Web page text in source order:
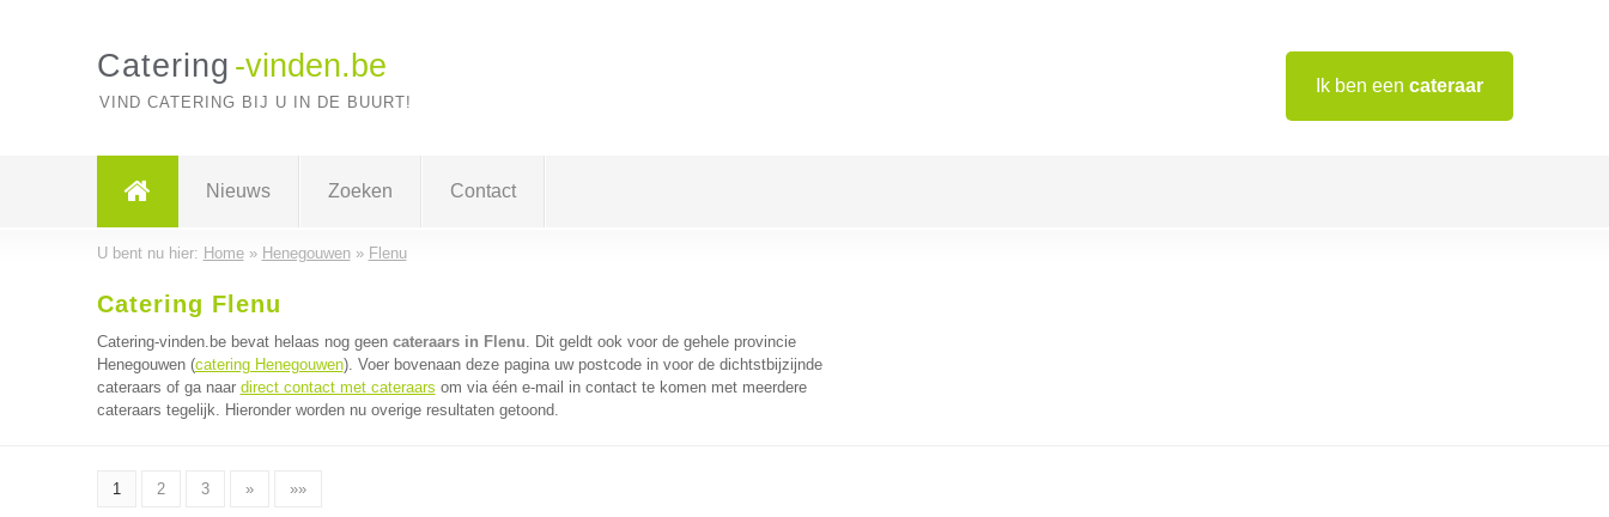
Ik ben een cateraar
Catering -vinden.be
VIND CATERING BIJ U IN DE BUURT!
Nieuws Zoeken Contact
U bent nu hier: Home» Henegouwen» Flenu
Catering Flenu
Catering-vinden.be bevat helaas nog geen cateraars in Flenu. Dit geldt ook voor de gehele provincie
Henegouwen (catering Henegouwen). Voer bovenaan deze pagina uw postcode in voor de dichtstbijzijnde
cateraars of ga naar direct contact met cateraars om via één e-mail in contact te komen met meerdere
cateraars tegelijk. Hieronder worden nu overige resultaten getoond.
1 2 3 » »»